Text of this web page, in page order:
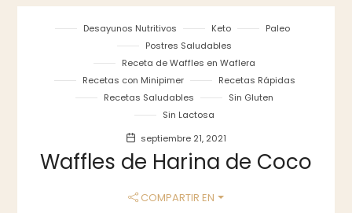
Desayunos Nutritivos Keto
Paleo
Postres Saludables
Receta de Waffles en Waflera
Recetas con Minipimer
Recetas Rápidas
Recetas Saludables
Sin Gluten
Sin Lactosa
septiembre 21, 2021
Waffles de Harina de Coco
COMPARTIR EN